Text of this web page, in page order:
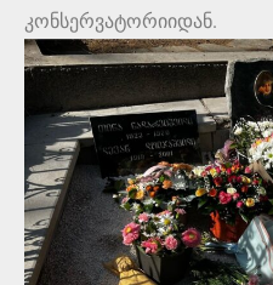
კონსერვატორიიდან.